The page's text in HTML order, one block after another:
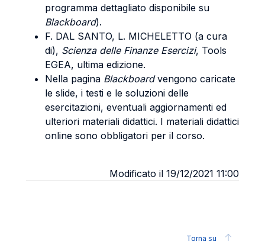
programma dettagliato disponibile su
Blackboard).
F. DAL SANTO, L. MICHELETTO (a cura
di), Scienza delle Finanze Esercizi, Tools
EGEA, ultima edizione.
Nella pagina Blackboardvengono caricate
le slide, i testi e le soluzioni delle
esercitazioni, eventuali aggiornamenti ed
ulteriori materiali didattici. I materiali didattici
online sono obbligatori per il corso.
Modificato il 19/12/2021 11:00
Torna su